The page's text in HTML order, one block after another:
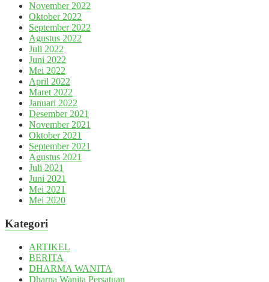
November 2022
Oktober 2022
September 2022
Agustus 2022
Juli 2022
Juni 2022
Mei 2022
April 2022
Maret 2022
Januari 2022
Desember 2021
November 2021
Oktober 2021
September 2021
Agustus 2021
Juli 2021
Juni 2021
Mei 2021
Mei 2020
Kategori
ARTIKEL
BERITA
DHARMA WANITA
Dharna Wanita Persatuan